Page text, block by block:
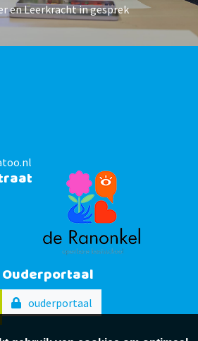
en Leerkracht in gesprek
Ouderportaal
ouderportaal